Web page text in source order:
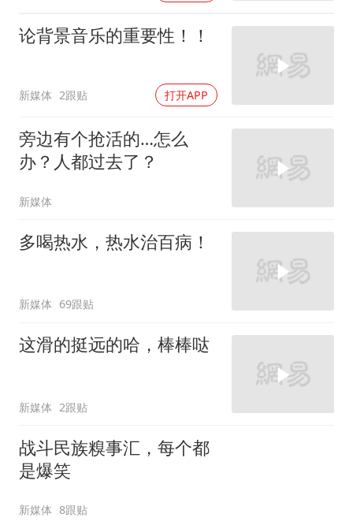
论背景音乐的重要性！！
新媒体 2跟贴 打开APP
旁边有个抢活的…怎么
办？人都过去了？
新媒体
多喝热水，热水治百病！
新媒体 69跟贴
这滑的挺远的哈，棒棒哒
新媒体 2跟贴
战斗民族糗事汇，每个都
是爆笑
新媒体 8跟贴